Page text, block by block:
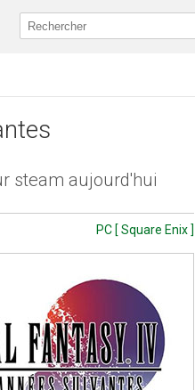
steam aujourd'hui
PC [ Square Enix ]